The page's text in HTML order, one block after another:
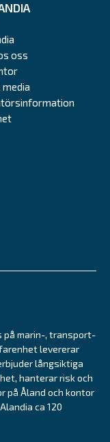
oss
på marin-, transport-
levererar
långsiktiga
hanterar risk och
på Åland och kontor
ca 120